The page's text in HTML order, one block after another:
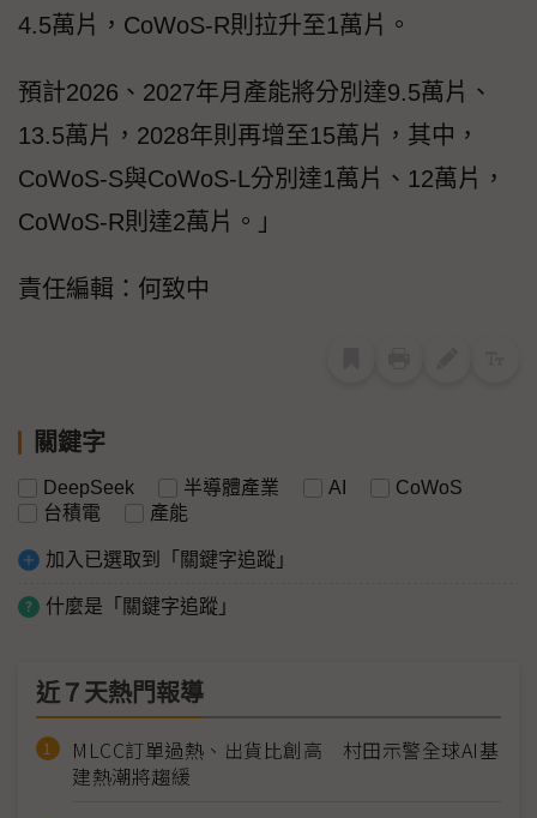
4.5萬片，CoWoS-R則拉升至1萬片。
預計2026、2027年月產能將分別達9.5萬片、
13.5萬片，2028年則再增至15萬片，其中，
CoWoS-S與CoWoS-L分別達1萬片、12萬片，
CoWoS-R則達2萬片。」
責任編輯：何致中
關鍵字
DeepSeek 半導體產業 AI
CoWoS
台積電
產能
加入已選取到「關鍵字追蹤」
什麼是「關鍵字追蹤」
近７天熱門報導
MLCC訂單過熱、出貨比創高 村田示警全球AI基
建熱潮將趨緩